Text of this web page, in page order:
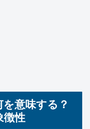
意味する？
徴性